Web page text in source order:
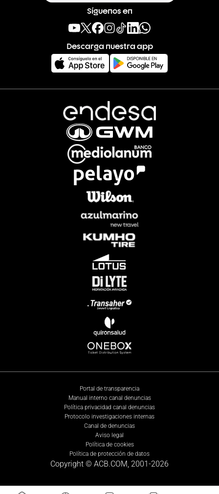
Síguenos en
Descarga nuestra app
Portal de transparencia
Manual interno canal denuncias
Política privacidad canal denuncias
Protocolo investigaciones internas
Canal de denuncias
Aviso legal
Política de cookies
Política de protección de datos
Copyright © ACB.COM, 2001-2026